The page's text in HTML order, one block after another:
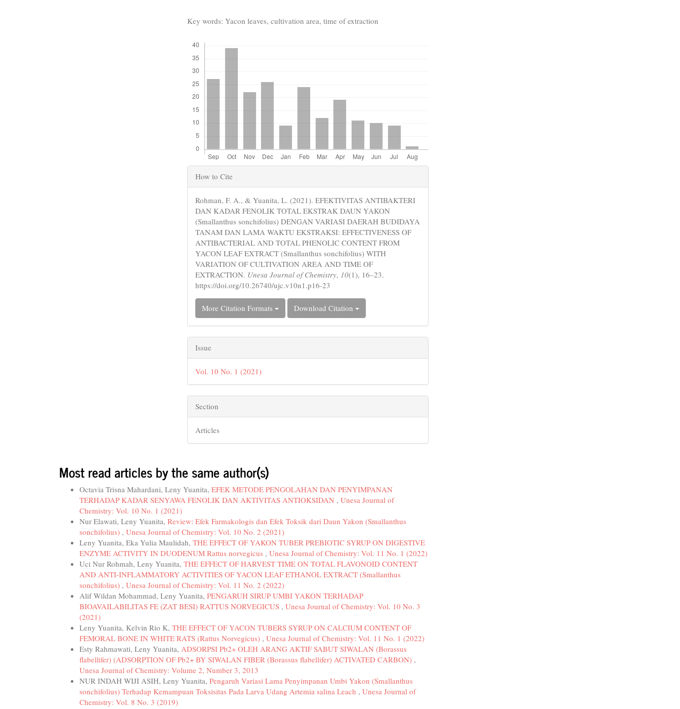
Key words: Yacon leaves, cultivation area, time of extraction
Article
Details
How to Cite
Rohman, F. A., & Yuanita, L. (2021). EFEKTIVITAS ANTIBAKTERI
DAN KADAR FENOLIK TOTAL EKSTRAK DAUN YAKON
(Smallanthus sonchifolius) DENGAN VARIASI DAERAH BUDIDAYA
TANAM DAN LAMA WAKTU EKSTRAKSI: EFFECTIVENESS OF
ANTIBACTERIAL AND TOTAL PHENOLIC CONTENT FROM
YACON LEAF EXTRACT (Smallanthus sonchifolius) WITH
VARIATION OF CULTIVATION AREA AND TIME OF
EXTRACTION. Unesa Journal of Chemistry, 10(1), 16–23.
https://doi.org/10.26740/ujc.v10n1.p16-23
More Citation Formats Download Citation
Issue
Vol. 10 No. 1 (2021)
Section
Articles
Most read articles by the same author(s)
Octavia Trisna Mahardani, Leny Yuanita, EFEK METODE PENGOLAHAN DAN PENYIMPANAN
TERHADAP KADAR SENYAWA FENOLIK DAN AKTIVITAS ANTIOKSIDAN , Unesa Journal of
Chemistry: Vol. 10 No. 1 (2021)
Nur Elawati, Leny Yuanita, Review: Efek Farmakologis dan Efek Toksik dari Daun Yakon (Smallanthus
sonchifolius) , Unesa Journal of Chemistry: Vol. 10 No. 2 (2021)
Leny Yuanita, Eka Yulia Maulidah, THE EFFECT OF YAKON TUBER PREBIOTIC SYRUP ON DIGESTIVE
ENZYME ACTIVITY IN DUODENUM Rattus norvegicus , Unesa Journal of Chemistry: Vol. 11 No. 1 (2022)
Uci Nur Rohmah, Leny Yuanita, THE EFFECT OF HARVEST TIME ON TOTAL FLAVONOID CONTENT
AND ANTI-INFLAMMATORY ACTIVITIES OF YACON LEAF ETHANOL EXTRACT (Smallanthus
sonchifolius) , Unesa Journal of Chemistry: Vol. 11 No. 2 (2022)
Alif Wildan Mohammad, Leny Yuanita, PENGARUH SIRUP UMBI YAKON TERHADAP
BIOAVAILABILITAS FE (ZAT BESI) RATTUS NORVEGICUS , Unesa Journal of Chemistry: Vol. 10 No. 3
(2021)
Leny Yuanita, Kelvin Rio K, THE EFFECT OF YACON TUBERS SYRUP ON CALCIUM CONTENT OF
FEMORAL BONE IN WHITE RATS (Rattus Norvegicus) , Unesa Journal of Chemistry: Vol. 11 No. 1 (2022)
Esty Rahmawati, Leny Yuanita, ADSORPSI Pb2+ OLEH ARANG AKTIF SABUT SIWALAN (Borassus
flabellifer) (ADSORPTION OF Pb2+ BY SIWALAN FIBER (Borassus flabellifer) ACTIVATED CARBON) ,
Unesa Journal of Chemistry: Volume 2, Number 3, 2013
NUR INDAH WIJI ASIH, Leny Yuanita, Pengaruh Variasi Lama Penyimpanan Umbi Yakon (Smallanthus
sonchifolius) Terhadap Kemampuan Toksisitas Pada Larva Udang Artemia salina Leach , Unesa Journal of
Chemistry: Vol. 8 No. 3 (2019)